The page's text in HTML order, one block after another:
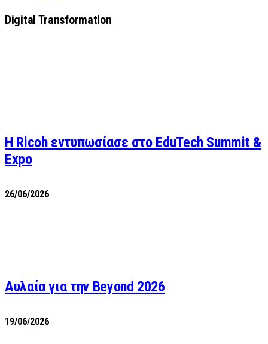
Digital Transformation
Η Ricoh εντυπωσίασε στο EduTech Summit &
Expo
26/06/2026
Αυλαία για την Beyond 2026
19/06/2026